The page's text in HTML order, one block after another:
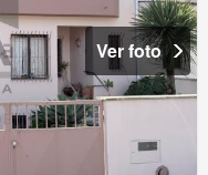
Ver foto